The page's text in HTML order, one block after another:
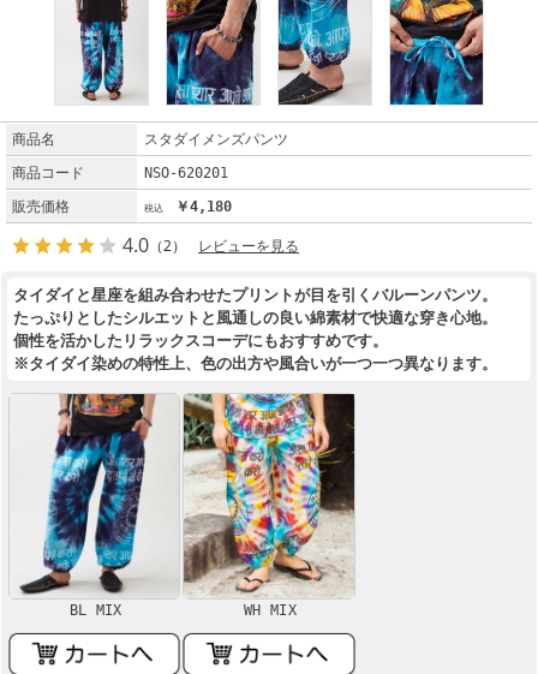
商品名
スタダイメンズパンツ
商品コード
NSO-620201
販売価格
￥4,180
4.0 （2） レビューを見る
タイダイと星座を組み合わせたプリントが目を引くバルーンパンツ。
たっぷりとしたシルエットと風通しの良い綿素材で快適な穿き心地。
個性を活かしたリラックスコーデにもおすすめです。
※タイダイ染めの特性上、色の出方や風合いが一つ一つ異なります。
BL MIX WH MIX